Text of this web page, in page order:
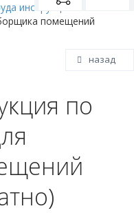
инструкции
помещений
назад
по